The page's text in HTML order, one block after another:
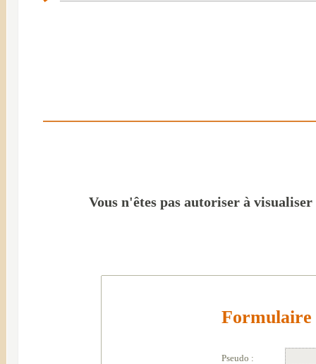
Vous n'êtes pas autoriser à
Pseudo :